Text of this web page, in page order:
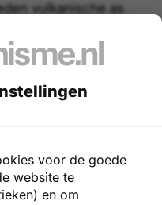
vulkanische as
werd een
in de
Maar
voor de goede
website te
en om